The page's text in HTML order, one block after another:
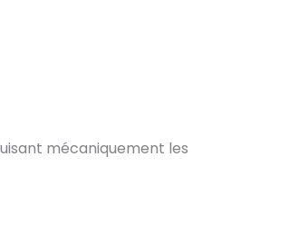
mécaniquement les